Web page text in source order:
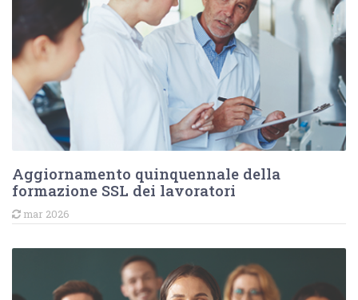
Aggiornamento quinquennale della
formazione SSL dei lavoratori
mar 2026